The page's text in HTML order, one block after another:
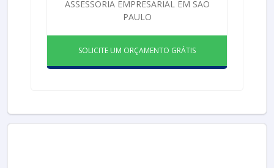
ASSESSORIA EMPRESARIAL EM SÃO
PAULO
SOLICITE UM ORÇAMENTO GRÁTIS